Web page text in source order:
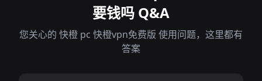
要钱吗 Q&A
您关心的 快橙 pc 快橙vpn免费版 使用问题，这里都有
答案